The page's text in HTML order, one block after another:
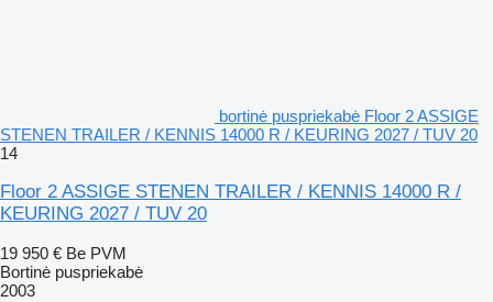
bortinė puspriekabė Floor 2 ASSIGE
STENEN TRAILER / KENNIS 14000 R / KEURING 2027 / TUV 20
14
Floor 2 ASSIGE STENEN TRAILER / KENNIS 14000 R /
KEURING 2027 / TUV 20
19 950 € Be PVM
Bortinė puspriekabė
2003